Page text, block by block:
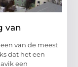
van
van de meest
dat het een
een